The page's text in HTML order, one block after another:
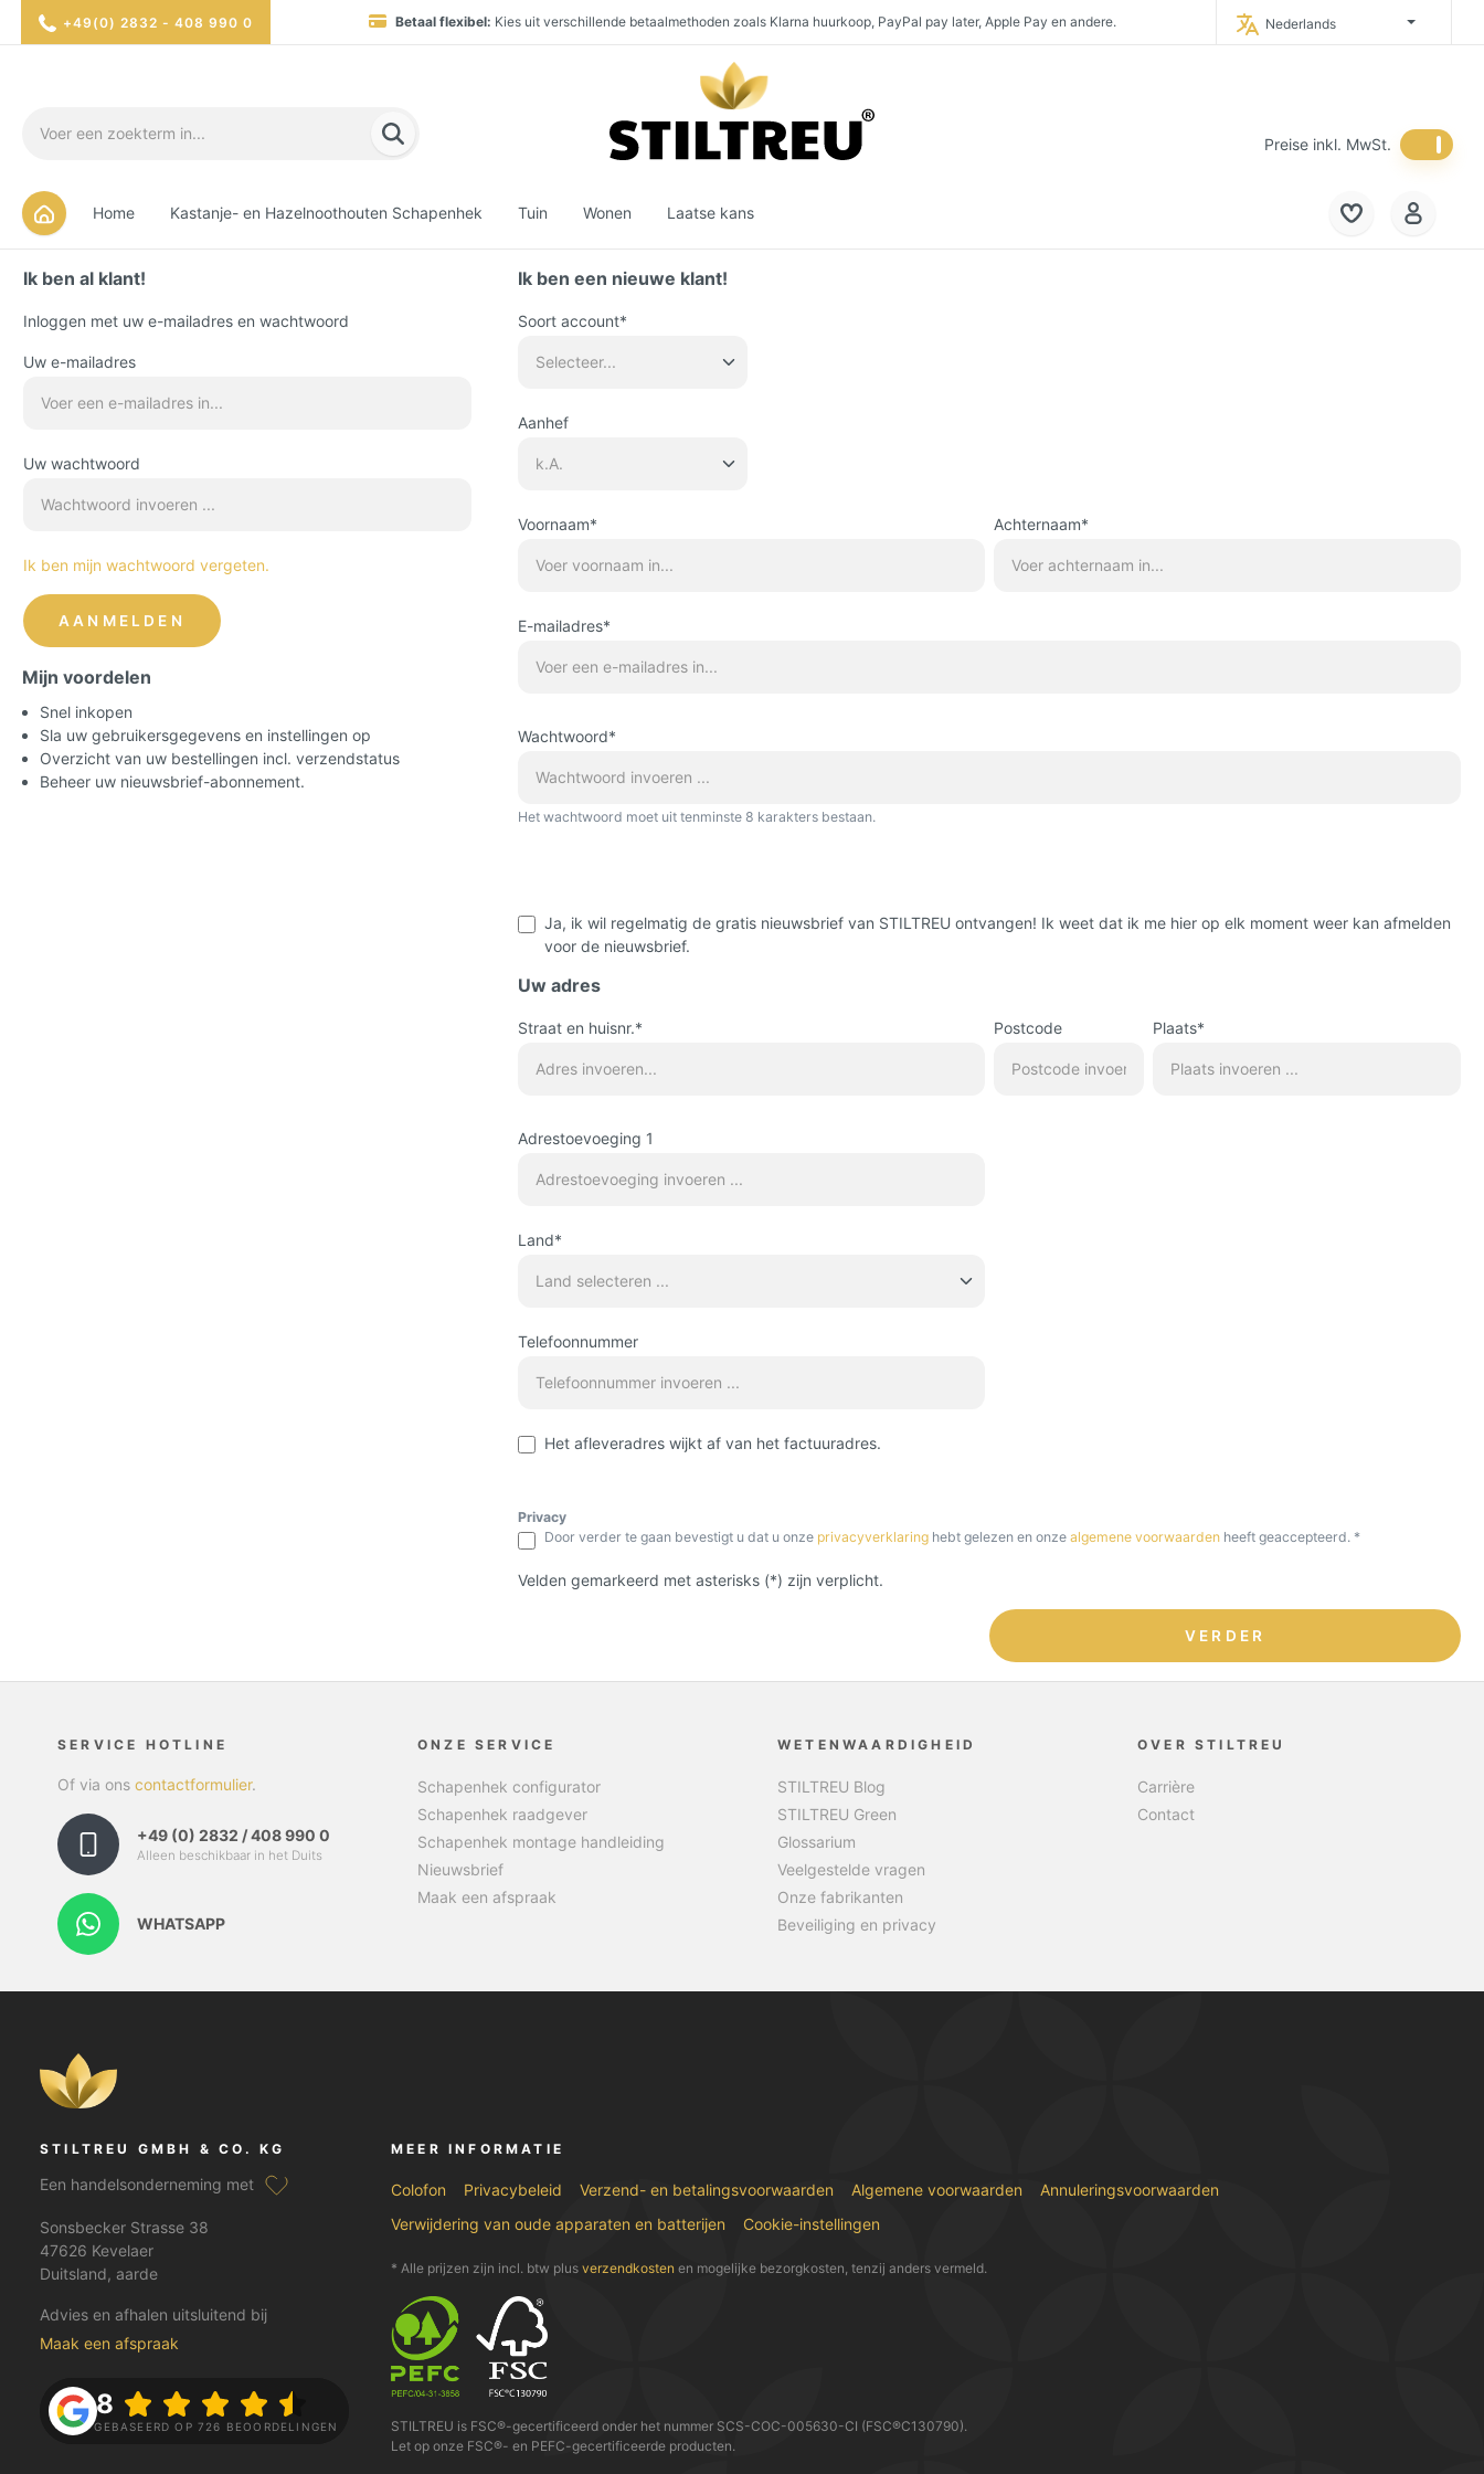
+49(0) 2832 - 408 990 0 Betaal flexibel: Kies uit verschillende betaalmethoden zoals Klarna huurkoop, PayPal pay later, Apple Pay en andere.
Pakket- en expeditieverzending binnen
Volledig assortiment piketafsluitingen en altijd een hoge productbeschikbaarheid. De grootste directe importeur van Duitsland.
SSL-gecodeerd en GDPR-conform online winkelen. Serverlocatie in Duitsland.
Nederlands
Preise inkl. MwSt.
Home Kastanje- en Hazelnoothouten Schapenhek Tuin Wonen Laatse kans
Ik ben al klant!
Inloggen met uw e-mailadres en wachtwoord
Uw e-mailadres
Uw wachtwoord
Ik ben mijn wachtwoord vergeten.
AANMELDEN
Mijn voordelen
Snel inkopen
Sla uw gebruikersgegevens en instellingen op
Overzicht van uw bestellingen incl. verzendstatus
Beheer uw nieuwsbrief-abonnement.
Ik ben een nieuwe klant!
Soort account*
Aanhef
Voornaam* Achternaam*
E-mailadres*
Wachtwoord*
Het wachtwoord moet uit tenminste 8 karakters bestaan.
Ja, ik wil regelmatig de gratis nieuwsbrief van STILTREU ontvangen! Ik weet dat ik me hier op elk moment weer kan afmelden
voor de nieuwsbrief.
Uw adres
Straat en huisnr.* Postcode Plaats*
Adrestoevoeging 1
Land*
Telefoonnummer
Het afleveradres wijkt af van het factuuradres.
Privacy
Door verder te gaan bevestigt u dat u onze privacyverklaring hebt gelezen en onze algemene voorwaarden heeft geaccepteerd. *
Velden gemarkeerd met asterisks (*) zijn verplicht.
VERDER
SERVICE HOTLINE
Of via ons contactformulier.
+49 (0) 2832 / 408 990 0
Alleen beschikbaar in het Duits
WHATSAPP
ONZE SERVICE
Schapenhek configurator
Schapenhek raadgever
Schapenhek montage handleiding
Nieuwsbrief
Maak een afspraak
WETENWAARDIGHEID
STILTREU Blog
STILTREU Green
Glossarium
Veelgestelde vragen
Onze fabrikanten
Beveiliging en privacy
OVER STILTREU
Carrière
Contact
STILTREU GMBH & CO. KG
Een handelsonderneming met
Sonsbecker Strasse 38
47626 Kevelaer
Duitsland, aarde
Advies en afhalen uitsluitend bij
Maak een afspraak
4.8
GEBASEERD OP 726 BEOORDELINGEN
MEER INFORMATIE
Colofon Privacybeleid Verzend- en betalingsvoorwaarden Algemene voorwaarden
Annuleringsvoorwaarden
Verwijdering van oude apparaten en batterijen
Cookie-instellingen
* Alle prijzen zijn incl. btw plus verzendkosten en mogelijke bezorgkosten, tenzij anders vermeld.
STILTREU is FSC®-gecertificeerd onder het nummer SCS-COC-005630-CI (FSC®C130790).
Let op onze FSC®- en PEFC-gecertificeerde producten.